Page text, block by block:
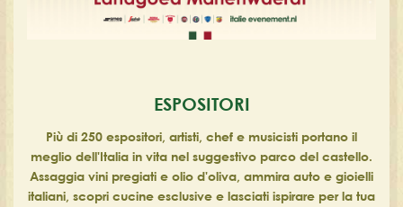
ESPOSITORI
Più di 250 espositori, artisti, chef e musicisti portano il
meglio dell'Italia in vita nel suggestivo parco del castello.
Assaggia vini pregiati e olio d'oliva, ammira auto e gioielli
italiani, scopri cucine esclusive e lasciati ispirare per la tua